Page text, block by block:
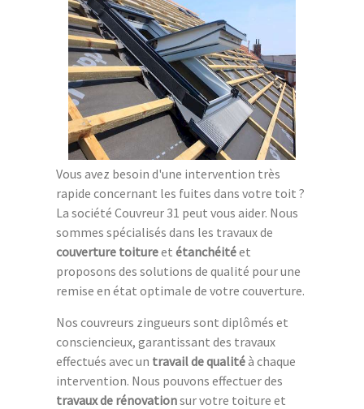
Vous avez besoin d'une intervention très
rapide concernant les fuites dans votre toit ?
La société Couvreur 31 peut vous aider. Nous
sommes spécialisés dans les travaux de
couverture toitureet étanchéitéet
proposons des solutions de qualité pour une
remise en état optimale de votre couverture.
Nos couvreurs zingueurs sont diplômés et
consciencieux, garantissant des travaux
effectués avec un travail de qualitéà chaque
intervention. Nous pouvons effectuer des
travaux de rénovationsur votre toiture et